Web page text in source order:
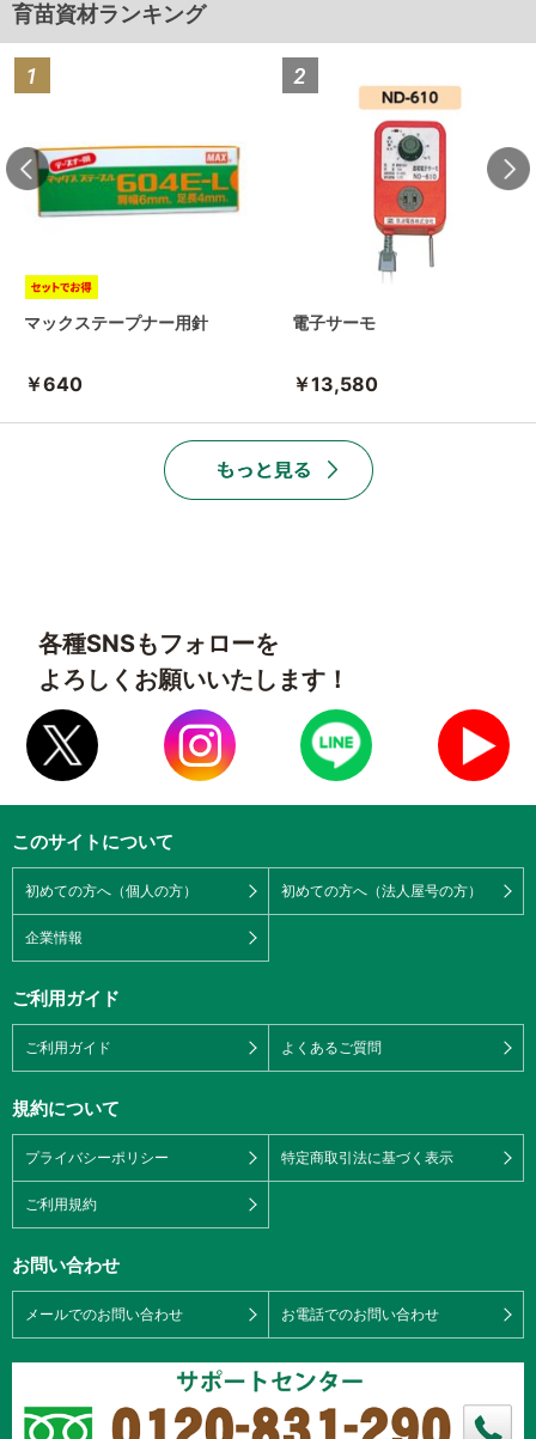
育苗資材ランキング
マックステープナー用針
￥640
電子サーモ
￥13,580
各種SNSもフォローを
よろしくお願いいたします！
このサイトについて
初めての方へ（個人の方） 初めての方へ（法人屋号の方）
企業情報
ご利用ガイド
ご利用ガイド よくあるご質問
規約について
プライバシーポリシー 特定商取引法に基づく表示
ご利用規約
お問い合わせ
メールでのお問い合わせ お電話でのお問い合わせ